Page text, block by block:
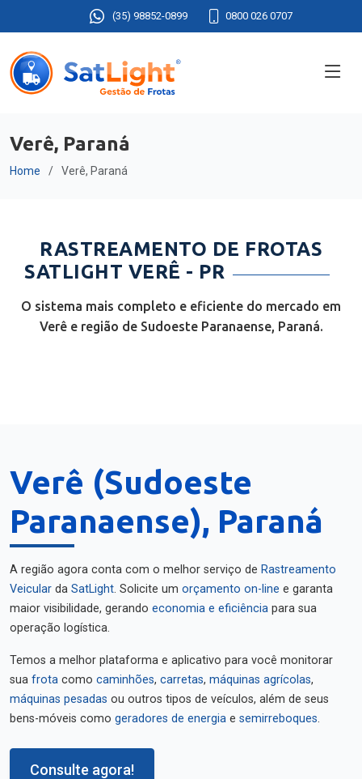
(35) 98852-0899 0800 026 0707
Verê, Paraná
Home Verê, Paraná
RASTREAMENTO DE FROTAS
SATLIGHT VERÊ - PR
O sistema mais completo e eficiente do mercado em
Verê e região de Sudoeste Paranaense, Paraná.
Verê (Sudoeste
Paranaense), Paraná
A região agora conta com o melhor serviço de Rastreamento
Veicular da SatLight. Solicite um orçamento on-line e garanta
maior visibilidade, gerando economia e eficiência para sua
operação logística.
Temos a melhor plataforma e aplicativo para você monitorar
sua frota como caminhões, carretas, máquinas agrícolas,
máquinas pesadas ou outros tipos de veículos, além de seus
bens-móveis como geradores de energia e semirreboques.
Consulte agora!